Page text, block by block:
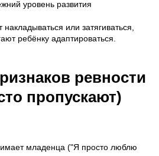
уровень развития
или затягиваться,
ребёнку адаптироваться.
ревности
пропускают)
младенца ("Я просто люблю